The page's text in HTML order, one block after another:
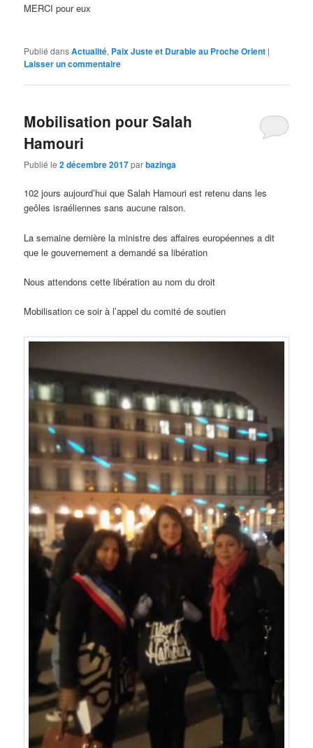
MERCI pour eux
Publié dansActualité, Paix Juste et Durable au Proche Orient |
Laisser un commentaire
Mobilisation pour Salah
Hamouri
Publié le2 décembre 2017parbazinga
102 jours aujourd’hui que Salah Hamouri est retenu dans les
geôles israéliennes sans aucune raison.
La semaine dernière la ministre des affaires européennes a dit
que le gouvernement a demandé sa libération
Nous attendons cette libération au nom du droit
Mobilisation ce soir à l’appel du comité de soutien